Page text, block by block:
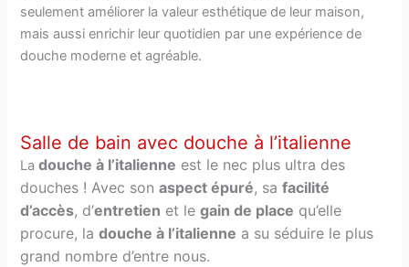
seulement améliorer la valeur esthétique de leur maison,
mais aussi enrichir leur quotidien par une expérience de
douche moderne et agréable.
Salle de bain avec douche à l’italienne
Ladouche à l’italienne est le nec plus ultra des
douches ! Avec sonaspect épuré, safacilité
d’accès, d’entretien et legain de place qu’elle
procure, ladouche à l’italienne a su séduire le plus
grand nombre d’entre nous.